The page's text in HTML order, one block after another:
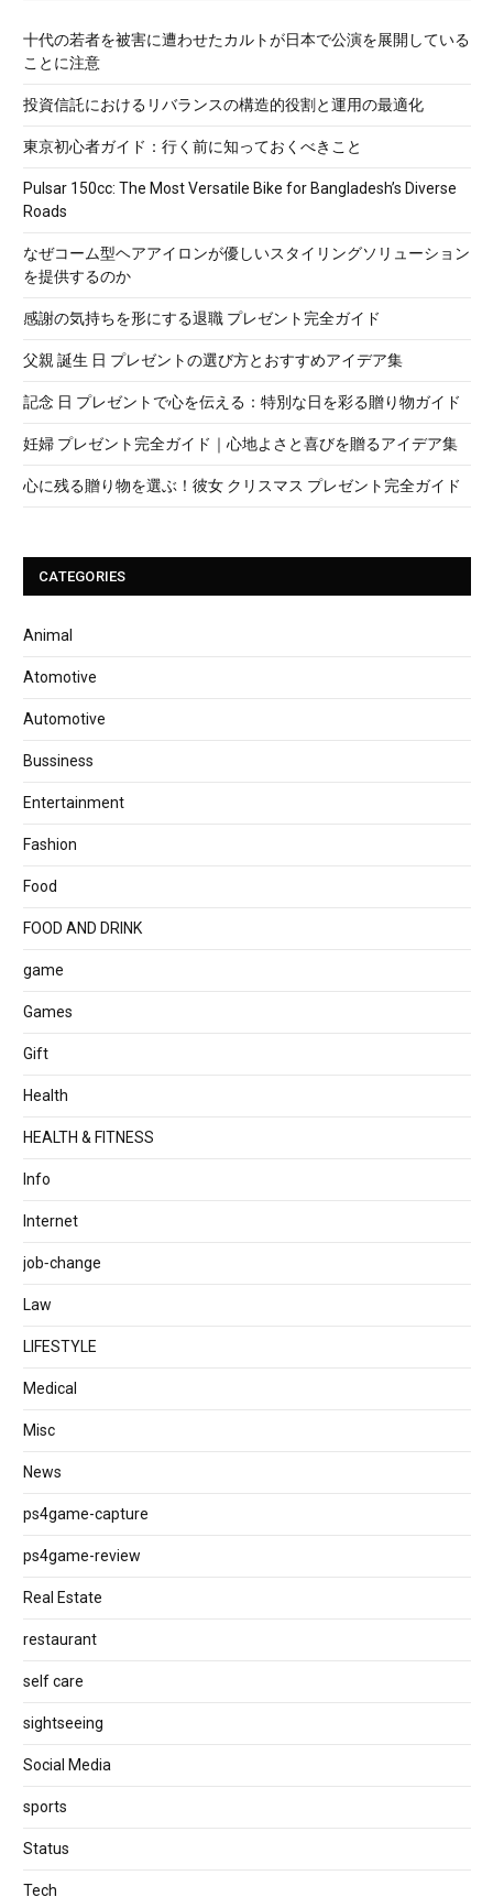
十代の若者を被害に遭わせたカルトが日本で公演を展開している
ことに注意
投資信託におけるリバランスの構造的役割と運用の最適化
東京初心者ガイド：行く前に知っておくべきこと
Pulsar 150cc: The Most Versatile Bike for Bangladesh’s Diverse
Roads
なぜコーム型ヘアアイロンが優しいスタイリングソリューション
を提供するのか
感謝の気持ちを形にする退職 プレゼント完全ガイド
父親 誕生 日 プレゼントの選び方とおすすめアイデア集
記念 日 プレゼントで心を伝える：特別な日を彩る贈り物ガイド
妊婦 プレゼント完全ガイド｜心地よさと喜びを贈るアイデア集
心に残る贈り物を選ぶ！彼女 クリスマス プレゼント完全ガイド
CATEGORIES
Animal
Atomotive
Automotive
Bussiness
Entertainment
Fashion
Food
FOOD AND DRINK
game
Games
Gift
Health
HEALTH & FITNESS
Info
Internet
job‐change
Law
LIFESTYLE
Medical
Misc
News
ps4game-capture
ps4game-review
Real Estate
restaurant
self care
sightseeing
Social Media
sports
Status
Tech